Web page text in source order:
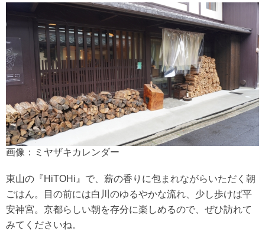
画像：ミヤザキカレンダー
東山の『HiTOHi』で、薪の香りに包まれながらいただく朝
ごはん。目の前には白川のゆるやかな流れ、少し歩けば平
安神宮。京都らしい朝を存分に楽しめるので、ぜひ訪れて
みてくださいね。